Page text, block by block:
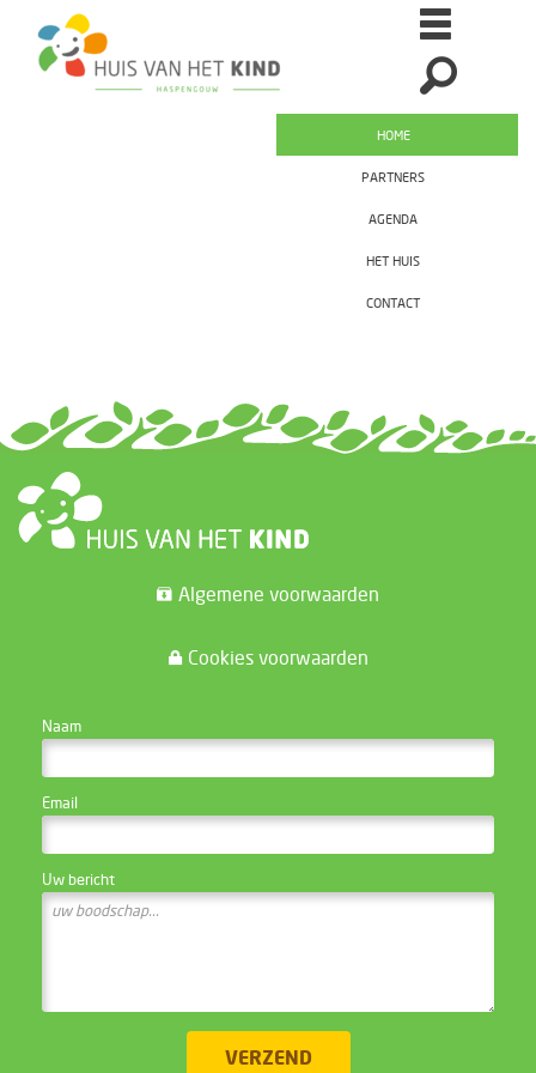
HOME
PARTNERS
AGENDA
HET HUIS
CONTACT
Algemene voorwaarden
Cookies voorwaarden
Naam
Email
Uw bericht
VERZEND